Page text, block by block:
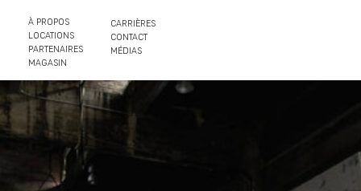
À PROPOS
LOCATIONS
PARTENAIRES
MAGASIN
CARRIÈRES
CONTACT
MÉDIAS